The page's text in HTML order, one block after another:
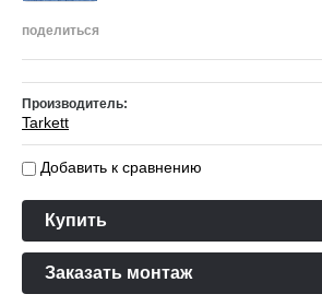
поделиться
Производитель:
Tarkett
Добавить к сравнению
Купить
Заказать монтаж